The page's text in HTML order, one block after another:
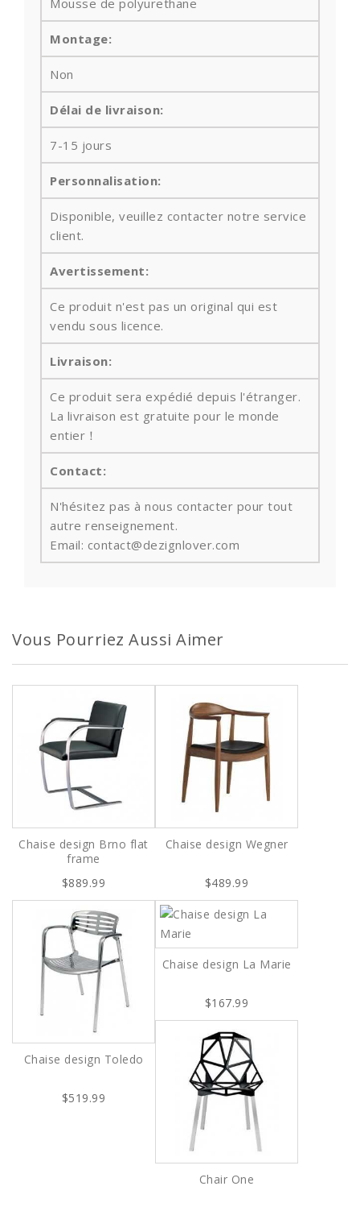
Montage:
Non
Délai de livraison:
7-15 jours
Personnalisation:
Disponible, veuillez contacter notre service
client.
Avertissement:
Ce produit n'est pas un original qui est
vendu sous licence.
Livraison:
Ce produit sera expédié depuis l'étranger.
La livraison est gratuite pour le monde
entier！
Contact:
N'hésitez pas à nous contacter pour tout
autre renseignement.
Email: contact@dezignlover.com
Vous Pourriez Aussi Aimer
Chaise design Brno flat
frame
$889.99
Chaise design Wegner
$489.99
Chaise design Toledo
$519.99
Chaise design La Marie
$167.99
Chair One